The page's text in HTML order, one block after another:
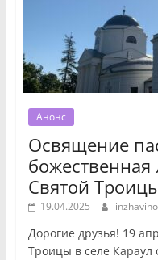
Анонс
Освящение
божественная
Святой
19.04.2025 inzhavino
Дорогие друзья! 19
Троицы в селе Караул